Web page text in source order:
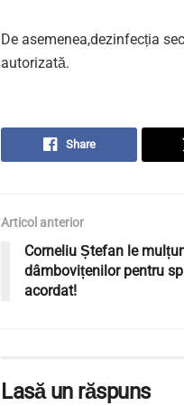
De asemenea,dezinfecția
autorizată.
Share
Articol anterior
Corneliu Ștefan le
dâmbovițenilor pentru
acordat!
Lasă un răspuns